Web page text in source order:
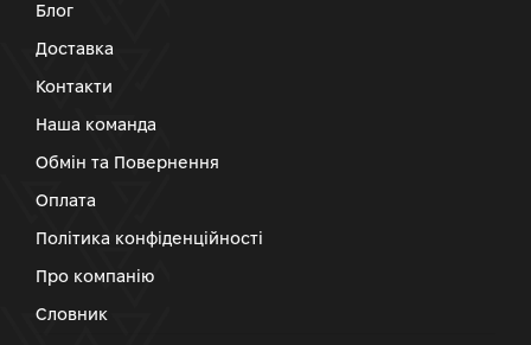
Блог
Доставка
Контакти
Наша команда
Обмін та Повернення
Оплата
Політика конфіденційності
Про компанію
Словник